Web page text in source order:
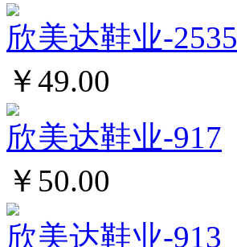
欣美达鞋业-2535
￥49.00
欣美达鞋业-917
￥50.00
欣美达鞋业-913